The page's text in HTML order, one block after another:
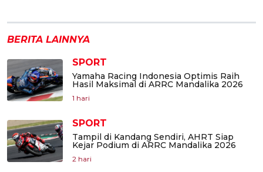
BERITA LAINNYA
SPORT
Yamaha Racing Indonesia Optimis Raih
Hasil Maksimal di ARRC Mandalika 2026
1 hari
SPORT
Tampil di Kandang Sendiri, AHRT Siap
Kejar Podium di ARRC Mandalika 2026
2 hari